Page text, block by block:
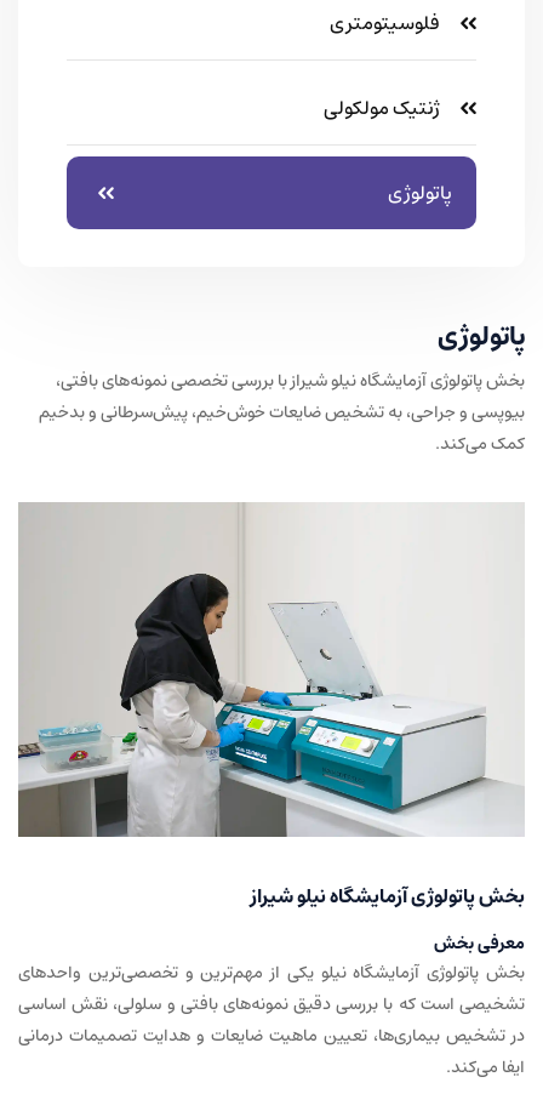
فلوسیتومتری
ژنتیک مولکولی
پاتولوژی
پاتولوژی
بخش پاتولوژی آزمایشگاه نیلو شیراز با بررسی تخصصی نمونه‌های بافتی،
بیوپسی و جراحی، به تشخیص ضایعات خوش‌خیم، پیش‌سرطانی و بدخیم
کمک می‌کند.
بخش پاتولوژی آزمایشگاه نیلو شیراز
معرفی بخش
بخش پاتولوژی آزمایشگاه نیلو یکی از مهم‌ترین و تخصصی‌ترین واحدهای
تشخیصی است که با بررسی دقیق نمونه‌های بافتی و سلولی، نقش اساسی
در تشخیص بیماری‌ها، تعیین ماهیت ضایعات و هدایت تصمیمات درمانی
ایفا می‌کند.